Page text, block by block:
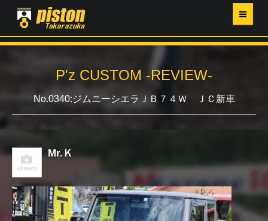
P'Z MAGAZINE
PISTON YAHOO店
店舗ご案内
P'z CUSTOM -REVIEW-
No.0340:ジムニーシエラＪＢ７４Ｗ ＪＣ新車
Mr.Ｋ